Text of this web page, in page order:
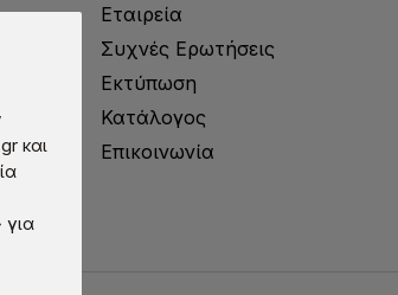
Εταιρεία
Συχνές Ερωτήσεις
Εκτύπωση
Κατάλογος
Επικοινωνία
και
για